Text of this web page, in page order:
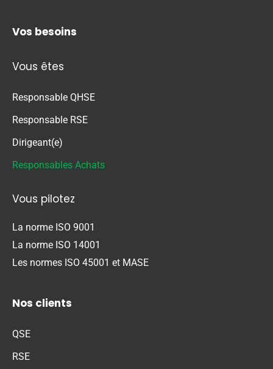
Vos besoins
Vous êtes
Responsable QHSE
Responsable RSE
Dirigeant(e)
Responsables Achats
Vous pilotez
La norme ISO 9001
La norme ISO 14001
Les normes ISO 45001 et MASE
Nos clients
QSE
RSE